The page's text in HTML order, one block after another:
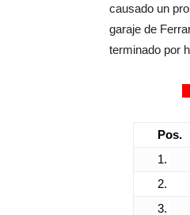
causado un
garaje de
terminado por
Pos.
1.
2.
3.